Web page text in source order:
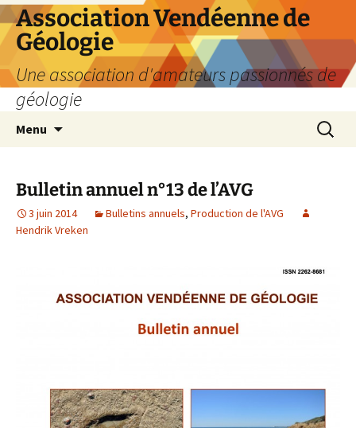
Aller
au
contenu
Association Vendéenne de
Géologie
Une association d'amateurs passionnés de
géologie
Menu
Bulletin annuel n°13 de l’AVG
3 juin 2014 Bulletins annuels, Production de l'AVG
Hendrik Vreken